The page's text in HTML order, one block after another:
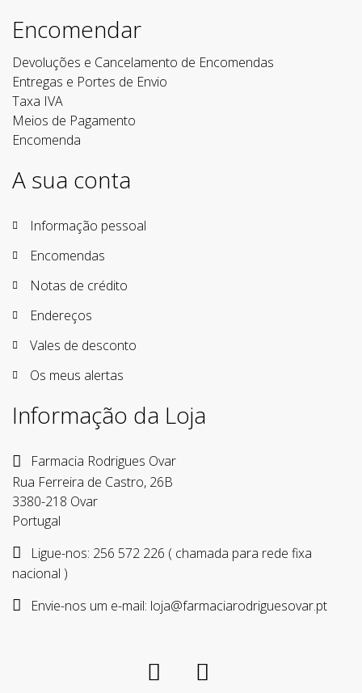
Encomendar
Devoluções e Cancelamento de Encomendas
Entregas e Portes de Envio
Taxa IVA
Meios de Pagamento
Encomenda
A sua conta
Informação pessoal
Encomendas
Notas de crédito
Endereços
Vales de desconto
Os meus alertas
Informação da Loja
Farmacia Rodrigues Ovar
Rua Ferreira de Castro, 26B
3380-218 Ovar
Portugal
Ligue-nos: 256 572 226 ( chamada para rede fixa
nacional )
Envie-nos um e-mail: loja@farmaciarodriguesovar.pt